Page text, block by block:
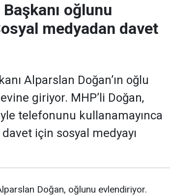
oğlunu
medyadan davet
Alparslan Doğan’ın oğlu
giriyor. MHP’li Doğan,
telefonunu kullanamayınca
için sosyal medyayı
Doğan, oğlunu evlendiriyor.